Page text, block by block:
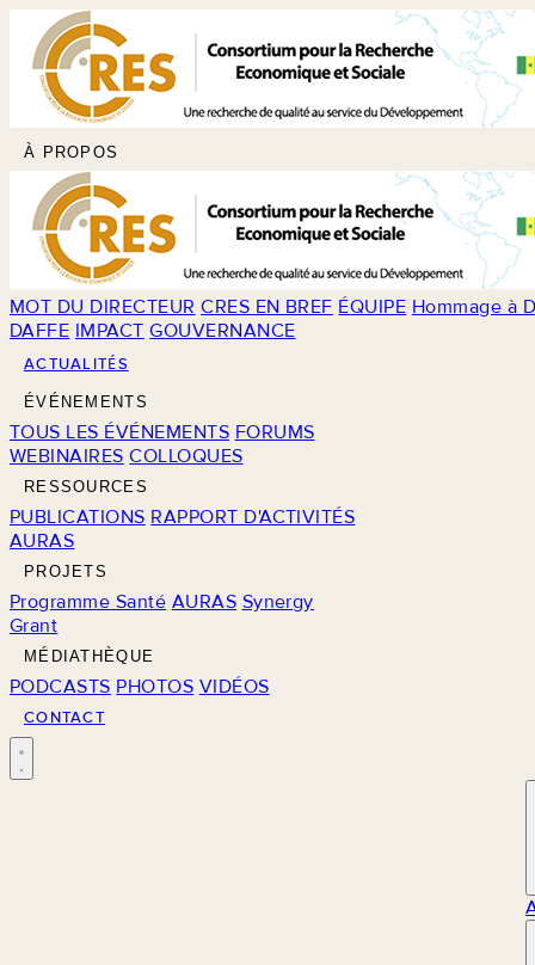
À PROPOS
MOT DU DIRECTEUR CRES EN BREF ÉQUIPE Hommage à
DAFFE IMPACT GOUVERNANCE
ACTUALITÉS
ÉVÉNEMENTS
TOUS LES ÉVÉNEMENTS FORUMS
WEBINAIRES COLLOQUES
RESSOURCES
PUBLICATIONS RAPPORT D'ACTIVITÉS
AURAS
PROJETS
Programme Santé AURAS Synergy
Grant
MÉDIATHÈQUE
PODCASTS PHOTOS VIDÉOS
CONTACT